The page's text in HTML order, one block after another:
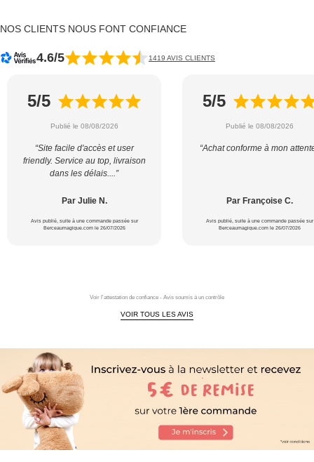
NOS CLIENTS NOUS FONT CONFIANCE
4.6/5 1419 AVIS CLIENTS
5/5
Publié le 08/08/2026
“Site facile d'accès et user
friendly. Service au top, livraison
dans les délais....”
Par Julie N.
Avis publié, suite à une commande passée sur
Berceaumagique.com le 26/07/2026
5/5
Publié le 08/08/2026
“Achat conforme à mon
Par Françoise C.
Avis publié, suite à une commande passée sur
Berceaumagique.com le 26/07/2026
Voir l'attestation de confiance - Avis soumis à un contrôle
VOIR TOUS LES AVIS